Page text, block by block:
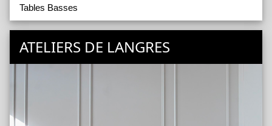
Tables Basses
ATELIERS DE LANGRES